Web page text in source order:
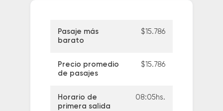
Pasaje más
barato
$15.786
Precio promedio
de pasajes
$15.786
Horario de
primera salida
08:05hs.